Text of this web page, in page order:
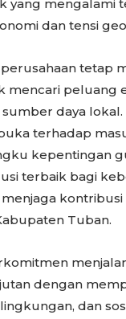
yang mengalami
dan tensi
tetap
mencari peluang
daya lokal.
terhadap
kepentingan
terbaik bagi
Tuban.
dengan
dan